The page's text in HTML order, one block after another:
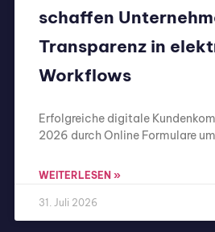
schaffen
Transparenz in
Workflows
Erfolgreiche digitale
2026 durch Online Formulare
WEITERLESEN »
31. Juli 2026